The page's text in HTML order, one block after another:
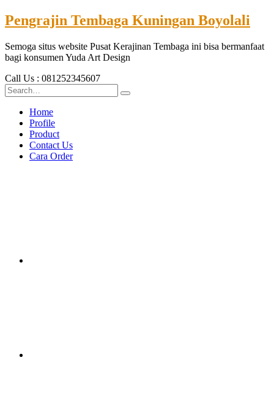
Pengrajin Tembaga Kuningan Boyolali
Semoga situs website Pusat Kerajinan Tembaga ini bisa bermanfaat
bagi konsumen Yuda Art Design
Call Us : 081252345607
Home
Profile
Product
Contact Us
Cara Order